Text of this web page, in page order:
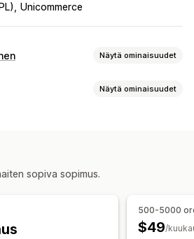
Unicommerce
Näytä ominaisuudet
Näytä ominaisuudet
(add-ons)
Mukautettu HTML-koodi
sopiva sopimus.
500-5000
$49/